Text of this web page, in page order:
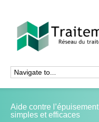
Aide contre
simples et efficaces